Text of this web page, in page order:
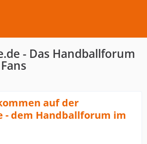
- Das Handballforum
auf der
- dem Handballforum im